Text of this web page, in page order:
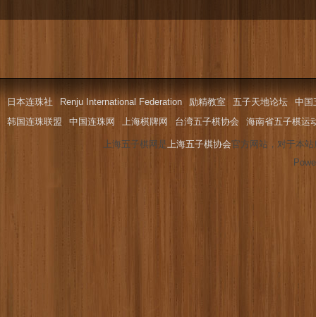
日本连珠社 Renju International Federation 励精教室 五子天地论坛
中国
韩国连珠联盟
中国连珠网 上海棋牌网 台湾五子棋协会 海南省五子棋运
上海五子棋网是上海五子棋协会官方网站，对于本